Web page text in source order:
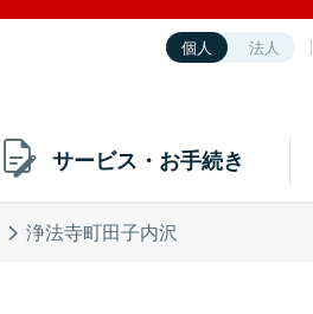
個人 法人
サービス・お手続き
浄法寺町田子内沢